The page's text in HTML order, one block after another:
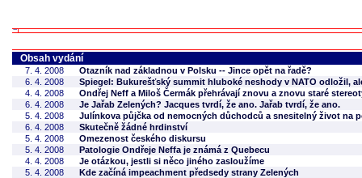
Obsah vydání
7. 4. 2008
Otazník nad základnou v Polsku -- Jince opět na řadě?
6. 4. 2008
Spiegel: Bukurešťský summit hluboké neshody v NATO odložil,
4. 4. 2008
Ondřej Neff a Miloš Čermák přehrávají znovu a znovu staré
6. 4. 2008
Je Jařab Zelených? Jacques tvrdí, že ano. Jařab tvrdí, že ano.
5. 4. 2008
Julínkova půjčka od nemocných důchodců a snesitelný život na
6. 4. 2008
Skutečně žádné hrdinství
5. 4. 2008
Omezenost českého diskursu
5. 4. 2008
Patologie Ondřeje Neffa je známá z Quebecu
4. 4. 2008
Je otázkou, jestli si něco jiného zasloužíme
5. 4. 2008
Kde začíná impeachment předsedy strany Zelených